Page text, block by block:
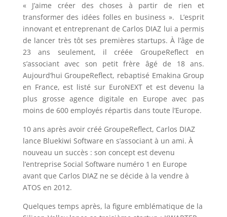
« J’aime créer des choses à partir de rien et
transformer des idées folles en business ». L’esprit
innovant et entreprenant de Carlos DIAZ lui a permis
de lancer très tôt ses premières startups. À l’âge de
23 ans seulement, il créée GroupeReflect en
s’associant avec son petit frère âgé de 18 ans.
Aujourd’hui GroupeReflect, rebaptisé Emakina Group
en France, est listé sur EuroNEXT et est devenu la
plus grosse agence digitale en Europe avec pas
moins de 600 employés répartis dans toute l’Europe.
10 ans après avoir créé GroupeReflect, Carlos DIAZ
lance Bluekiwi Software en s’associant à un ami. À
nouveau un succès : son concept est devenu
l’entreprise Social Software numéro 1 en Europe
avant que Carlos DIAZ ne se décide à la vendre à
ATOS en 2012.
Quelques temps après, la figure emblématique de la